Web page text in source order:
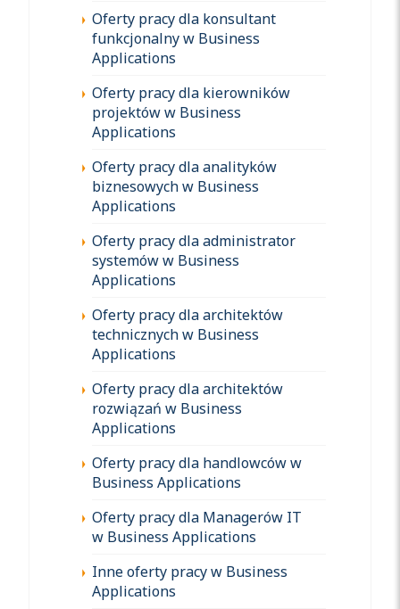
Oferty pracy dla konsultant
funkcjonalny w Business
Applications
Oferty pracy dla kierowników
projektów w Business
Applications
Oferty pracy dla analityków
biznesowych w Business
Applications
Oferty pracy dla administrator
systemów w Business
Applications
Oferty pracy dla architektów
technicznych w Business
Applications
Oferty pracy dla architektów
rozwiązań w Business
Applications
Oferty pracy dla handlowców w
Business Applications
Oferty pracy dla Managerów IT
w Business Applications
Inne oferty pracy w Business
Applications